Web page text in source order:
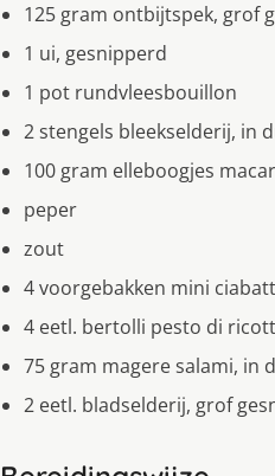
125 gram ontbijtspek, grof
1 ui, gesnipperd
1 pot rundvleesbouillon
2 stengels bleekselderij, in
100 gram elleboogjes
peper
zout
4 voorgebakken mini
4 eetl. bertolli pesto di
75 gram magere salami, in
2 eetl. bladselderij, grof